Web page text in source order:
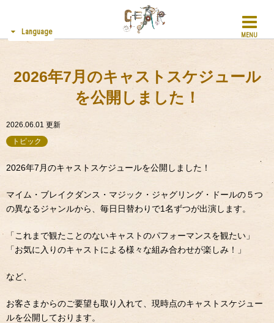
MENU
Language
2026年7月のキャストスケジュール
を公開しました！
2026.06.01 更新
トピック
2026年7月のキャストスケジュールを公開しました！
マイム・ブレイクダンス・マジック・ジャグリング・ドールの５つ
の異なるジャンルから、毎日日替わりで1名ずつが出演します。
「これまで観たことのないキャストのパフォーマンスを観たい」
「お気に入りのキャストによる様々な組み合わせが楽しみ！」
など、
お客さまからのご要望も取り入れて、現時点のキャストスケジュー
ルを公開しております。